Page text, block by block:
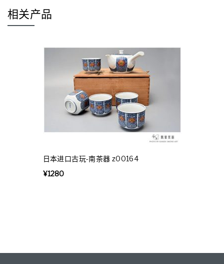
相关产品
日本进口古玩-南茶器 z00164
¥1280